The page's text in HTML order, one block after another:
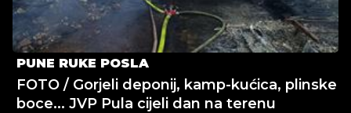
PUNE RUKE POSLA
FOTO / Gorjeli deponij, kamp-kućica, plinske
boce... JVP Pula cijeli dan na terenu